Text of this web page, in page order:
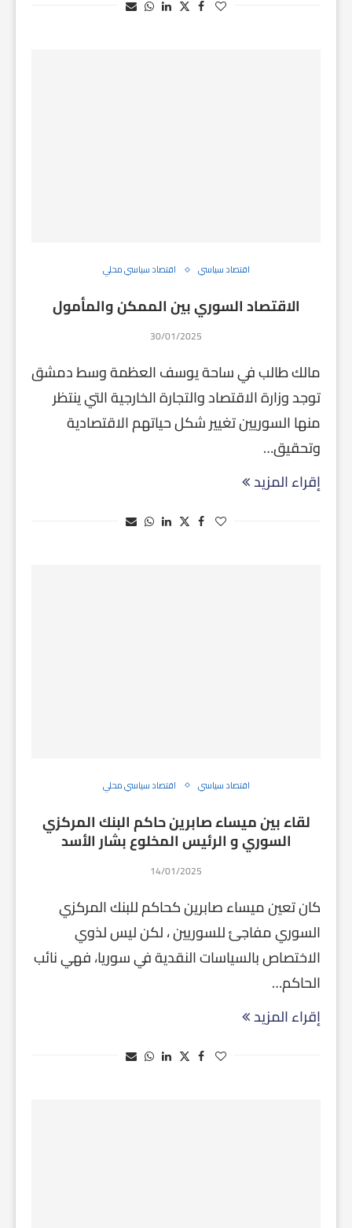
اقتصاد سياسي اقتصاد سياسي محلي
الاقتصاد السوري بين الممكن والمأمول
30/01/2025
مالك طالب في ساحة يوسف العظمة وسط دمشق
توجد وزارة الاقتصاد والتجارة الخارجية التي ينتظر
منها السوريين تغيير شكل حياتهم الاقتصادية
وتحقيق…
إقراء المزيد
اقتصاد سياسي اقتصاد سياسي محلي
لقاء بين ميساء صابرين حاكم البنك المركزي
السوري و الرئيس المخلوع بشار الأسد
14/01/2025
كان تعين ميساء صابرين كحاكم للبنك المركزي
السوري مفاجئ للسوريين ، لكن ليس لذوي
الاختصاص بالسياسات النقدية في سوريا، فهي نائب
الحاكم…
إقراء المزيد